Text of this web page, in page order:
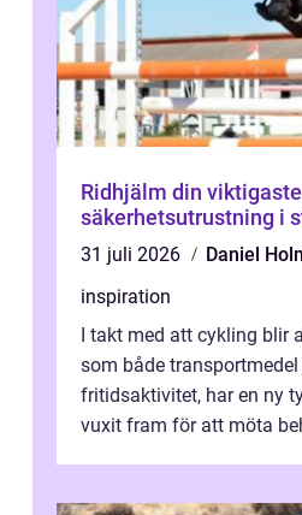
Ridhjälm din viktigaste
säkerhetsutrustning i
31 juli 2026
Daniel
inspiration
I takt med att cykling blir
som både transportmedel
fritidsaktivitet, har en ny
vuxit fram för att möta